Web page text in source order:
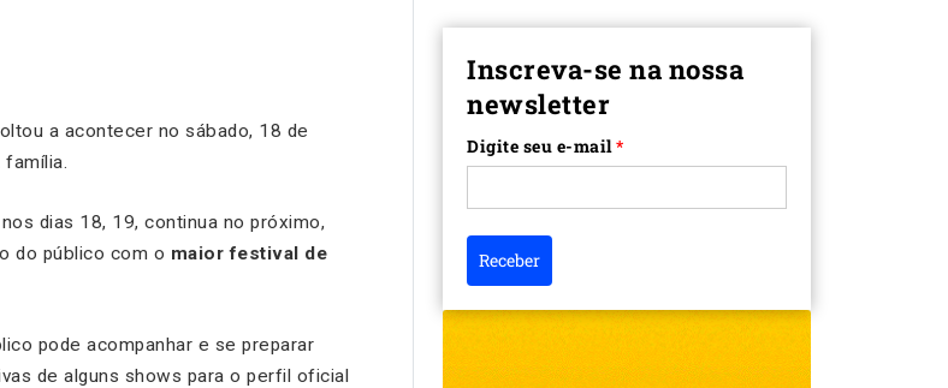
a acontecer no sábado, 18 de
família.
dias 18, 19, continua no próximo,
do público com o maior festival de
pode acompanhar e se preparar
de alguns shows para o perfil oficial
Inscreva-se na nossa
newsletter
Digite seu e-mail*
Receber